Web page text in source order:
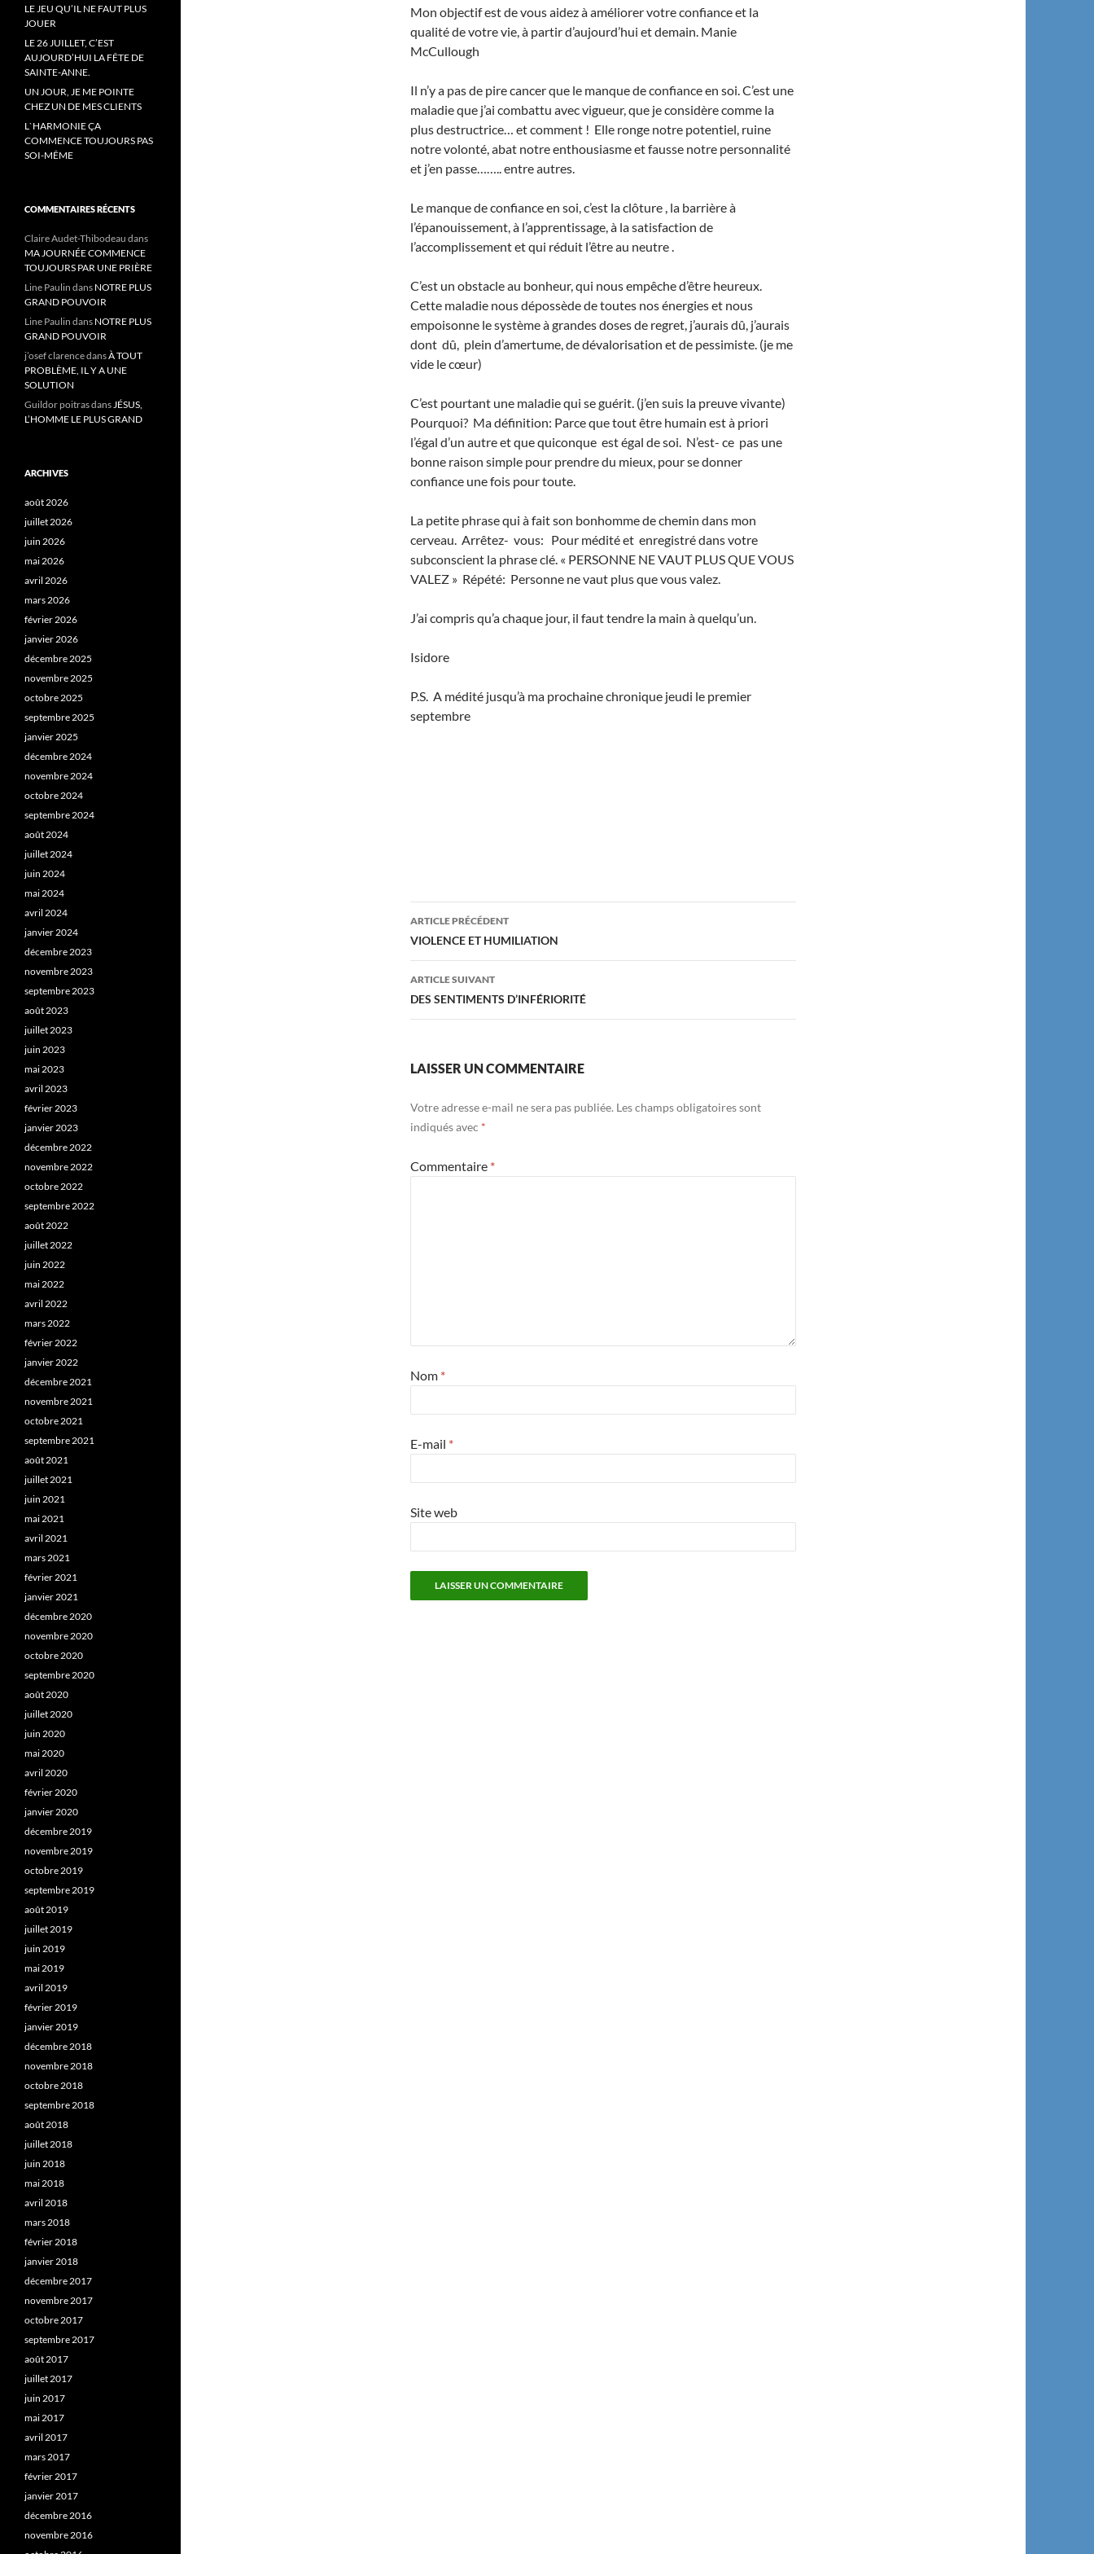
Mon objectif est de vous aidez à améliorer votre confiance et la
qualité de votre vie, à partir d’aujourd’hui et demain. Manie
McCullough
Il n’y a pas de pire cancer que le manque de confiance en soi. C’est une
maladie que j’ai combattu avec vigueur, que je considère comme la
plus destructrice… et comment ! Elle ronge notre potentiel, ruine
notre volonté, abat notre enthousiasme et fausse notre personnalité
et j’en passe…….. entre autres.
Le manque de confiance en soi, c’est la clôture , la barrière à
l’épanouissement, à l’apprentissage, à la satisfaction de
l’accomplissement et qui réduit l’être au neutre .
C’est un obstacle au bonheur, qui nous empêche d’être heureux.
Cette maladie nous dépossède de toutes nos énergies et nous
empoisonne le système à grandes doses de regret, j’aurais dû, j’aurais
dont dû, plein d’amertume, de dévalorisation et de pessimiste. (je me
vide le cœur)
C’est pourtant une maladie qui se guérit. (j’en suis la preuve vivante)
Pourquoi? Ma définition: Parce que tout être humain est à priori
l’égal d’un autre et que quiconque est égal de soi. N’est- ce pas une
bonne raison simple pour prendre du mieux, pour se donner
confiance une fois pour toute.
La petite phrase qui à fait son bonhomme de chemin dans mon
cerveau. Arrêtez- vous: Pour médité et enregistré dans votre
subconscient la phrase clé. « PERSONNE NE VAUT PLUS QUE VOUS
VALEZ » Répété: Personne ne vaut plus que vous valez.
J’ai compris qu’a chaque jour, il faut tendre la main à quelqu’un.
Isidore
P.S. A médité jusqu’à ma prochaine chronique jeudi le premier
septembre
Navigation
des
articles
ARTICLE PRÉCÉDENT
VIOLENCE ET HUMILIATION
ARTICLE SUIVANT
DES SENTIMENTS D’INFÉRIORITÉ
LAISSER UN COMMENTAIRE
Votre adresse e-mail ne sera pas publiée. Les champs obligatoires sont
indiqués avec *
Commentaire *
Nom *
E-mail *
Site web
LE JEU QU’IL NE FAUT PLUS
JOUER
LE 26 JUILLET, C’EST
AUJOURD’HUI LA FÊTE DE
SAINTE-ANNE.
UN JOUR, JE ME POINTE
CHEZ UN DE MES CLIENTS
L`HARMONIE ÇA
COMMENCE TOUJOURS PAS
SOI-MÊME
COMMENTAIRES RÉCENTS
Claire Audet-Thibodeau dans
MA JOURNÉE COMMENCE
TOUJOURS PAR UNE PRIÈRE
Line Paulin dans NOTRE PLUS
GRAND POUVOIR
Line Paulin dans NOTRE PLUS
GRAND POUVOIR
j’osef clarencedansÀ TOUT
PROBLÈME, IL Y A UNE
SOLUTION
Guildor poitrasdansJÉSUS,
L’HOMME LE PLUS GRAND
ARCHIVES
août 2026
juillet 2026
juin 2026
mai 2026
avril 2026
mars 2026
février 2026
janvier 2026
décembre 2025
novembre 2025
octobre 2025
septembre 2025
janvier 2025
décembre 2024
novembre 2024
octobre 2024
septembre 2024
août 2024
juillet 2024
juin 2024
mai 2024
avril 2024
janvier 2024
décembre 2023
novembre 2023
septembre 2023
août 2023
juillet 2023
juin 2023
mai 2023
avril 2023
février 2023
janvier 2023
décembre 2022
novembre 2022
octobre 2022
septembre 2022
août 2022
juillet 2022
juin 2022
mai 2022
avril 2022
mars 2022
février 2022
janvier 2022
décembre 2021
novembre 2021
octobre 2021
septembre 2021
août 2021
juillet 2021
juin 2021
mai 2021
avril 2021
mars 2021
février 2021
janvier 2021
décembre 2020
novembre 2020
octobre 2020
septembre 2020
août 2020
juillet 2020
juin 2020
mai 2020
avril 2020
février 2020
janvier 2020
décembre 2019
novembre 2019
octobre 2019
septembre 2019
août 2019
juillet 2019
juin 2019
mai 2019
avril 2019
février 2019
janvier 2019
décembre 2018
novembre 2018
octobre 2018
septembre 2018
août 2018
juillet 2018
juin 2018
mai 2018
avril 2018
mars 2018
février 2018
janvier 2018
décembre 2017
novembre 2017
octobre 2017
septembre 2017
août 2017
juillet 2017
juin 2017
mai 2017
avril 2017
mars 2017
février 2017
janvier 2017
décembre 2016
novembre 2016